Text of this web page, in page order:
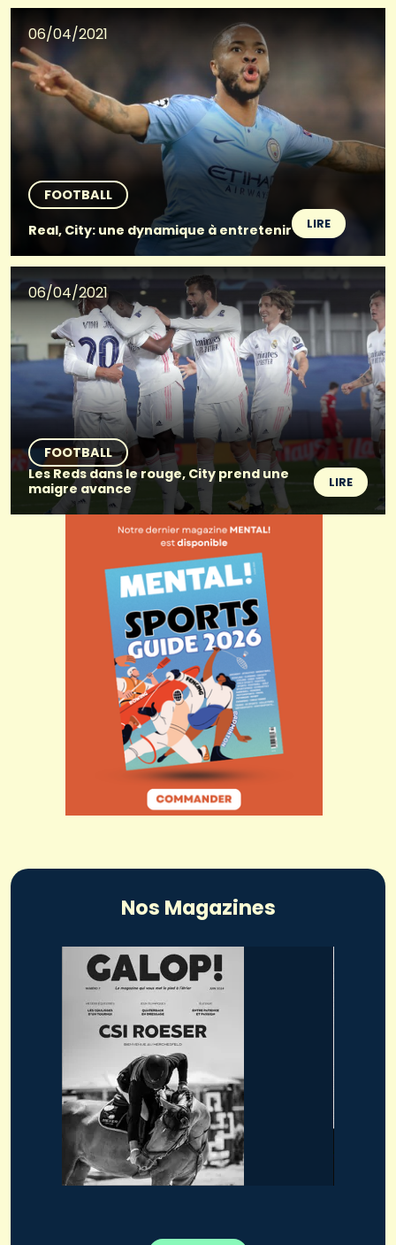
06/04/2021
FOOTBALL
Real, City: une dynamique à entretenir
LIRE
06/04/2021
FOOTBALL
Les Reds dans le rouge, City prend une
maigre avance
LIRE
Nos Magazines